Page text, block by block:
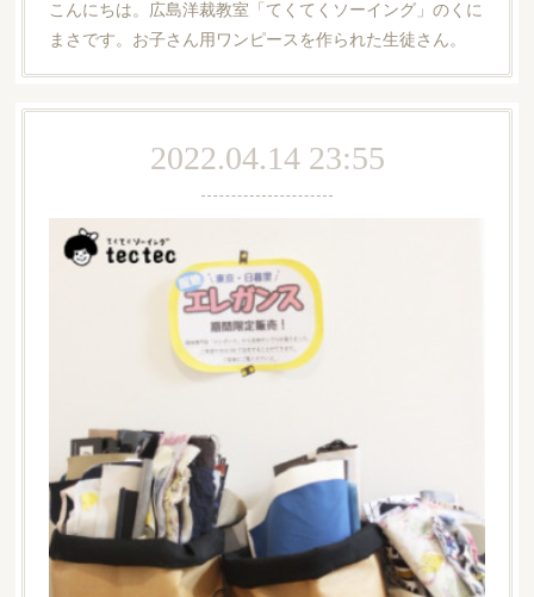
こんにちは。広島洋裁教室「てくてくソーイング」のくに
まさです。お子さん用ワンピースを作られた生徒さん。
2022.04.14 23:55